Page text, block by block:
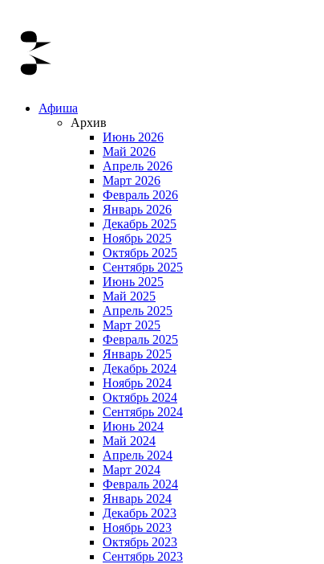
Афиша
Архив
Июнь 2026
Май 2026
Апрель 2026
Март 2026
Февраль 2026
Январь 2026
Декабрь 2025
Ноябрь 2025
Октябрь 2025
Сентябрь 2025
Июнь 2025
Май 2025
Апрель 2025
Март 2025
Февраль 2025
Январь 2025
Декабрь 2024
Ноябрь 2024
Октябрь 2024
Сентябрь 2024
Июнь 2024
Май 2024
Апрель 2024
Март 2024
Февраль 2024
Январь 2024
Декабрь 2023
Ноябрь 2023
Октябрь 2023
Сентябрь 2023